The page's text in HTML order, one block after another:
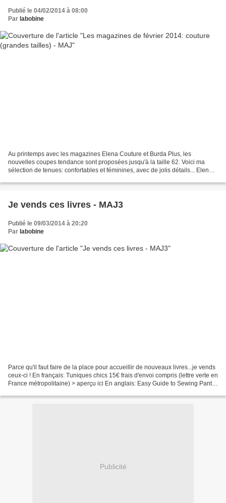
Publié le 04/02/2014 à 08:00
Par labobine
Au printemps avec les magazines Elena Couture et Burda Plus, les
nouvelles coupes tendance sont proposées jusqu'à la taille 62. Voici ma
sélection de tenues: confortables et féminines, avec de jolis détails... Elena
Je vends ces livres - MAJ3
Publié le 09/03/2014 à 20:20
Par labobine
Parce qu'il faut faire de la place pour accueillir de nouveaux livres...je vends
ceux-ci ! En français: Tuniques chics 15€ frais d'envoi compris (lettre verte en
France métropolitaine) > aperçu ici En anglais: Easy Guide to Sewing Pants
Publicité